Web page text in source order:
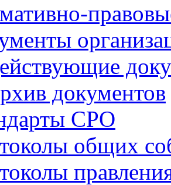
документов
СРО
общих